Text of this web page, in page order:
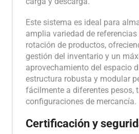
Este sistema es ideal para
amplia variedad de
rotación de productos,
gestión del inventario y un
aprovechamiento del espacio
estructura robusta y modular
fácilmente a diferentes pesos,
configuraciones de mercancía.
Certificación y